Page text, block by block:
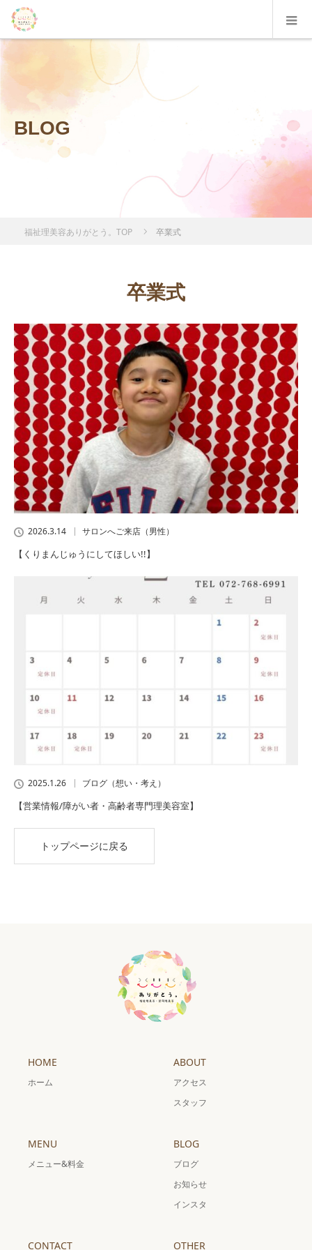
BLOG
福祉理美容ありがとう。TOP 卒業式
卒業式
2026.3.14 サロンへご来店（男性）
【くりまんじゅうにしてほしい!!】
2025.1.26 ブログ（想い・考え）
【営業情報/障がい者・高齢者専門理美容室】
トップページに戻る
HOME
ホーム
ABOUT
アクセス
スタッフ
MENU
メニュー&料金
BLOG
ブログ
お知らせ
インスタ
CONTACT OTHER